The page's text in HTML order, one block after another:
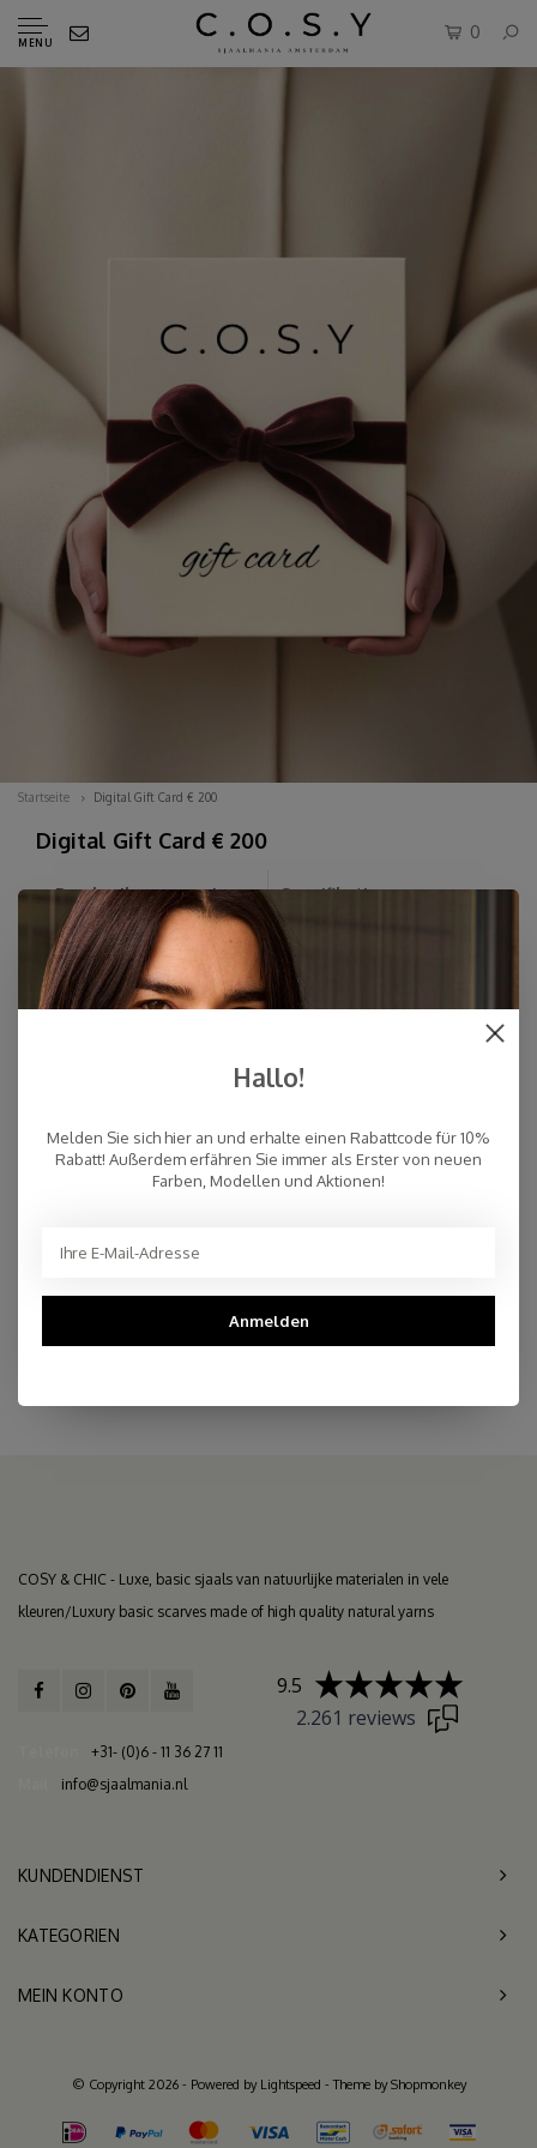
MENU
0
Startseite Digital Gift Card € 200
Digital Gift Card € 200
Beschreibung anzeigen
Spezifikationen
anzeigen
Sie können sich nicht entscheiden? Bestellen Sie hier eine
digitale Geschenkkarte in einem Betrag Ihrer Wahl. Sie
erhalten die ansprechende digitale Karte zunächst per E-
Mail und können sie anschließend jederzeit zusammen mit
Kostenloser Versand innerhalb der Niederlande, auch Abholung
Persönlicher Kundenservice
Top Reviews 9.4
COSY & CHIC - Luxe, basic sjaals van natuurlijke materialen in vele
kleuren/Luxury basic scarves made of high quality natural yarns
+31- (0)6 - 11 36 27 11
info@sjaalmania.nl
9.5
2.261 reviews
KUNDENDIENST
KATEGORIEN
MEIN KONTO
© Copyright 2026 - Powered by Lightspeed - Theme byShopmonkey
Hallo!
Melden Sie sich hier an und erhalte einen Rabattcode für 10%
Rabatt! Außerdem erfähren Sie immer als Erster von neuen
Farben, Modellen und Aktionen!
Anmelden